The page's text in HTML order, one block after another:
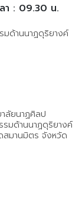
า : 09.30 น.
มด้านนาฏดุริยางค์
ลัยนาฏศิลป
มด้านนาฏดุริยางค์
สมานมิตร จังหวัด